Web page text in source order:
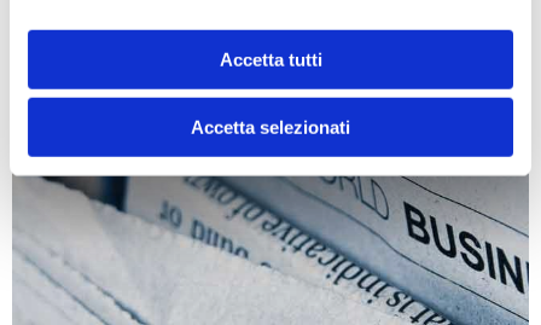
Accetta tutti
Accetta selezionati
Comunicati stampa (2024)
Tutti i comunicati stampa del 2024